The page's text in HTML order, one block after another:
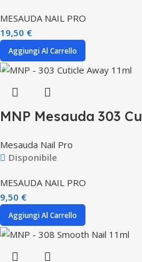
MESAUDA NAIL PRO
19,50 €
Aggiungi Al Carrello
MNP Mesauda 303
Mesauda Nail Pro
Disponibile
MESAUDA NAIL PRO
9,50 €
Aggiungi Al Carrello